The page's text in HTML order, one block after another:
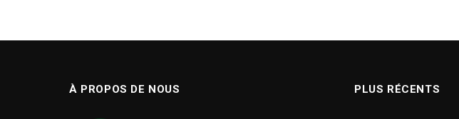
À PROPOS DE NOUS PLUS RÉCENTS